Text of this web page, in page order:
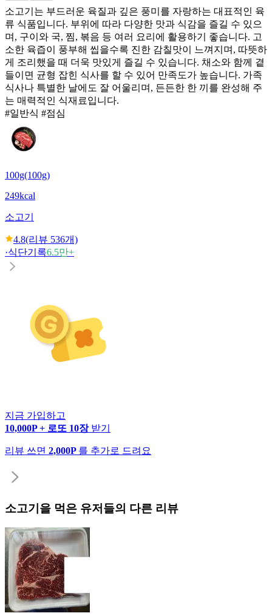
소고기는 부드러운 육질과 깊은 풍미를 자랑하는 대표적인 육
류 식품입니다. 부위에 따라 다양한 맛과 식감을 즐길 수 있으
며, 구이와 국, 찜, 볶음 등 여러 요리에 활용하기 좋습니다. 고
소한 육즙이 풍부해 씹을수록 진한 감칠맛이 느껴지며, 따뜻하
게 조리했을 때 더욱 맛있게 즐길 수 있습니다. 채소와 함께 곁
들이면 균형 잡힌 식사를 할 수 있어 만족도가 높습니다. 가족
식사나 특별한 날에도 잘 어울리며, 든든한 한 끼를 완성해 주
는 매력적인 식재료입니다.
#일반식 #점심
100g(100g)
249kcal
소고기
4.8(리뷰 536개)
·식단기록6.5만+
지금 가입하고
10,000P + 로또 10장 받기
리뷰 쓰면 2,000P 를 추가로 드려요
소고기 을 먹은 유저들의 다른 리뷰